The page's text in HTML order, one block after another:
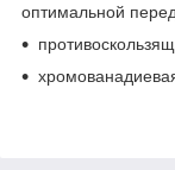
оптимальной